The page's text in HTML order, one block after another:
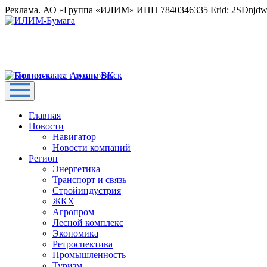
Реклама. АО «Группа «ИЛИМ» ИНН 7840346335 Erid:
Главная
Новости
Навигатор
Новости компаний
Регион
Энергетика
Транспорт и связь
Стройиндустрия
ЖКХ
Агропром
Лесной комплекс
Экономика
Ретроспектива
Промышленность